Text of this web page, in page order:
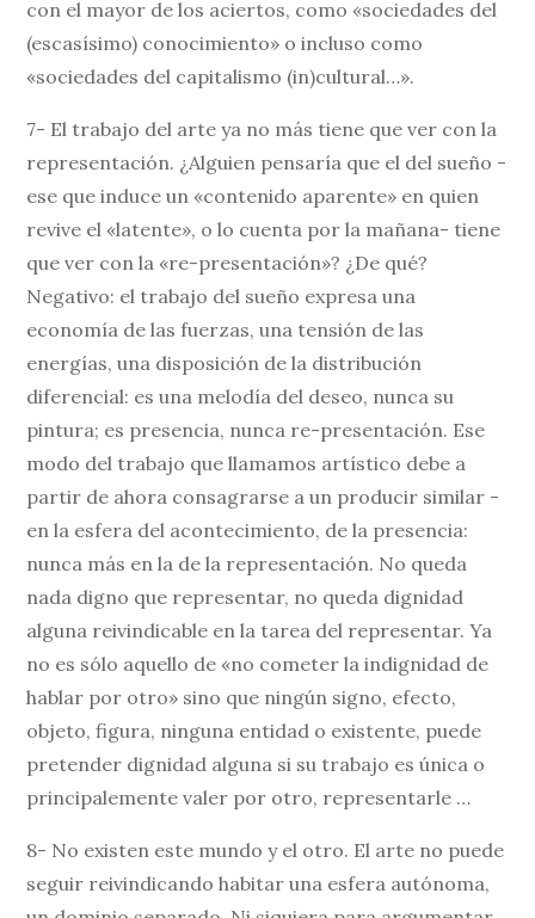
con el mayor de los aciertos, como «sociedades del
(escasísimo) conocimiento» o incluso como
«sociedades del capitalismo (in)cultural…».
7- El trabajo del arte ya no más tiene que ver con la
representación. ¿Alguien pensaría que el del sueño -
ese que induce un «contenido aparente» en quien
revive el «latente», o lo cuenta por la mañana- tiene
que ver con la «re-presentación»? ¿De qué?
Negativo: el trabajo del sueño expresa una
economía de las fuerzas, una tensión de las
energías, una disposición de la distribución
diferencial: es una melodía del deseo, nunca su
pintura; es presencia, nunca re-presentación. Ese
modo del trabajo que llamamos artístico debe a
partir de ahora consagrarse a un producir similar -
en la esfera del acontecimiento, de la presencia:
nunca más en la de la representación. No queda
nada digno que representar, no queda dignidad
alguna reivindicable en la tarea del representar. Ya
no es sólo aquello de «no cometer la indignidad de
hablar por otro» sino que ningún signo, efecto,
objeto, figura, ninguna entidad o existente, puede
pretender dignidad alguna si su trabajo es única o
principalemente valer por otro, representarle …
8- No existen este mundo y el otro. El arte no puede
seguir reivindicando habitar una esfera autónoma,